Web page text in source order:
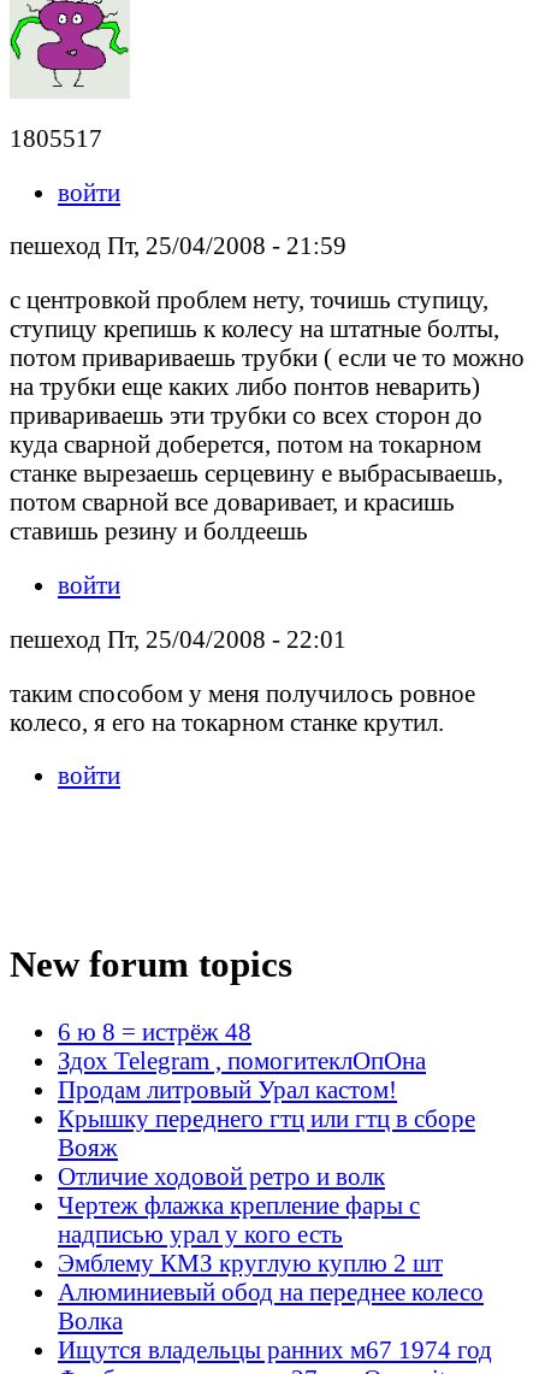
1805517
войти
пешеход Пт, 25/04/2008 - 21:59
с центровкой проблем нету, точишь ступицу,
ступицу крепишь к колесу на штатные болты,
потом привариваешь трубки ( если че то можно
на трубки еще каких либо понтов неварить)
привариваешь эти трубки со всех сторон до
куда сварной доберется, потом на токарном
станке вырезаешь серцевину е выбрасываешь,
потом сварной все доваривает, и красишь
ставишь резину и болдеешь
войти
пешеход Пт, 25/04/2008 - 22:01
таким способом у меня получилось ровное
колесо, я его на токарном станке крутил.
войти
New forum topics
6 ю 8 = истрёж 48
Здох Telegram , помогитеклОпОна
Продам литровый Урал кастом!
Крышку переднего гтц или гтц в сборе
Вояж
Отличие ходовой ретро и волк
Чертеж флажка крепление фары с
надписью урал у кого есть
Эмблему КМЗ круглую куплю 2 шт
Алюминиевый обод на переднее колесо
Волка
Ищутся владельцы ранних м67 1974 год